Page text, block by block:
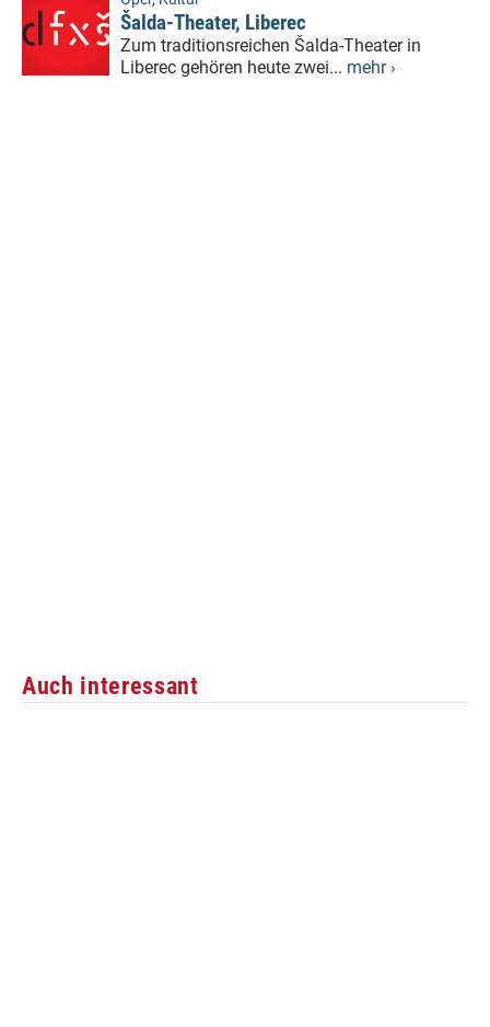
Šalda-Theater, Liberec
Zum traditionsreichen Šalda-Theater in
Liberec gehören heute zwei... mehr ›
Auch interessant